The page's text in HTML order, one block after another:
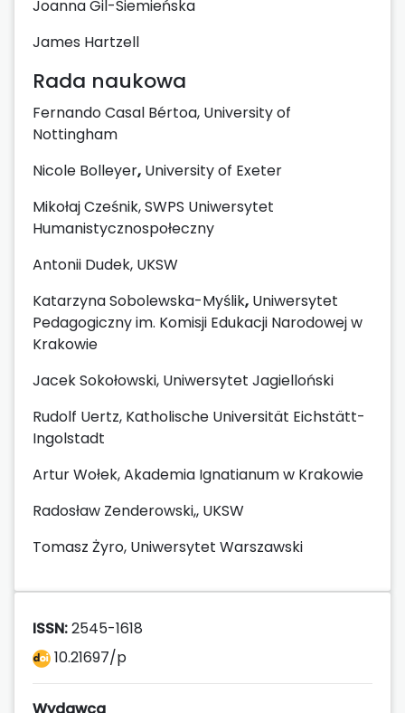
Joanna Gil-Siemieńska
James Hartzell
Rada naukowa
Fernando Casal Bértoa, University of
Nottingham
Nicole Bolleyer, University of Exeter
Mikołaj Cześnik, SWPS Uniwersytet
Humanistycznospołeczny
Antonii Dudek, UKSW
Katarzyna Sobolewska-Myślik, Uniwersytet
Pedagogiczny im. Komisji Edukacji Narodowej w
Krakowie
Jacek Sokołowski, Uniwersytet Jagielloński
Rudolf Uertz, Katholische Universität Eichstätt-
Ingolstadt
Artur Wołek, Akademia Ignatianum w Krakowie
Radosław Zenderowski,, UKSW
Tomasz Żyro, Uniwersytet Warszawski
ISSN:2545-1618
10.21697/p